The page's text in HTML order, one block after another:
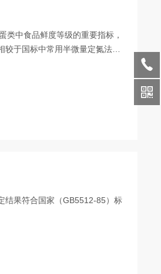
类中食品鲜度等级的重要指标，
于国标中常用半微量定氮法，
结果符合国家（GB5512-85）标